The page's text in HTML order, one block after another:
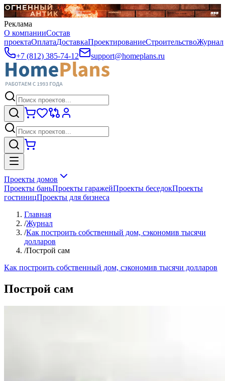
Реклама
О компанииСостав
проектаОплатаДоставкаПроектированиеСтроительствоЖурнал
+7 (812) 385-74-12
support@homeplans.ru
Проекты домов
Проекты баньПроекты гаражейПроекты беседокПроекты
гостиницПроекты для бизнеса
Главная
/Журнал
/Как построить собственный дом, сэкономив тысячи
долларов
/Построй сам
Как построить собственный дом, сэкономив тысячи долларов
Построй сам